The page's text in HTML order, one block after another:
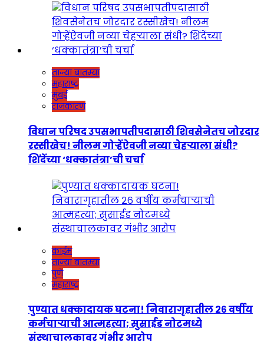
ताज्या बातम्या
महाराष्ट्र
मुंबई
राजकारण
विधान परिषद उपसभापतीपदासाठी शिवसेनेतच जोरदार
रस्सीखेच! नीलम गोऱ्हेंऐवजी नव्या चेहऱ्याला संधी?
शिंदेंच्या ‘धक्कातंत्रा’ची चर्चा
क्राईम
ताज्या बातम्या
पुणे
महाराष्ट्र
पुण्यात धक्कादायक घटना! निवारागृहातील २६ वर्षीय
कर्मचाऱ्याची आत्महत्या; सुसाईड नोटमध्ये
संस्थाचालकावर गंभीर आरोप